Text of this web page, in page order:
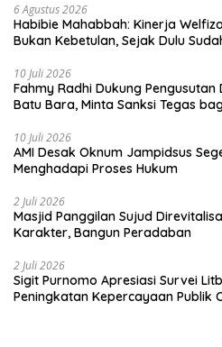
6 Agustus 2026
Habibie Mahabbah: Kinerja
Bukan Kebetulan, Sejak Dulu
10 Juli 2026
Fahmy Radhi Dukung
Batu Bara, Minta Sanksi Tegas
10 Juli 2026
AMI Desak Oknum Jampidsus
Menghadapi Proses Hukum
2 Juli 2026
Masjid Panggilan Sujud
Karakter, Bangun Peradaban
2 Juli 2026
Sigit Purnomo Apresiasi Survei
Peningkatan Kepercayaan Publik